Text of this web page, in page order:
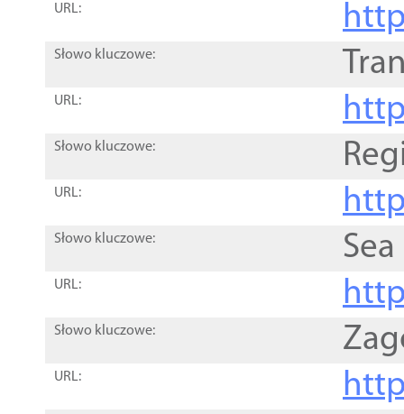
URL:
Słowo kluczowe:
URL:
Słowo kluczowe:
URL:
Słowo kluczowe:
URL:
Słowo kluczowe:
URL: